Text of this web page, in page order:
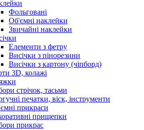
Фольговані
Об'ємні наклейки
Звичайні наклейки
Елементи з фетру
Висічки з пінорезини
Висічки з картону (чіпборд)
3D, колажі
стрічок, тасьми
печатки, віск, інструменти
прикраси
прищепки
прикрас